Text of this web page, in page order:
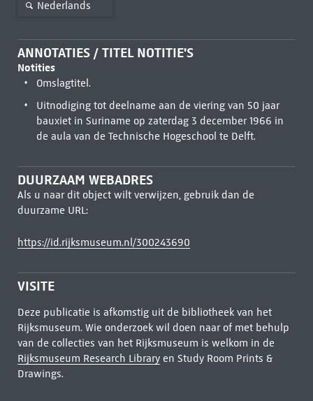
Nederlands
ANNOTATIES / TITEL NOTITIE'S
Notities
Omslagtitel.
Uitnodiging tot deelname aan de viering van 50 jaar
bauxiet in Suriname op zaterdag 3 december 1966 in
de aula van de Technische Hogeschool te Delft.
DUURZAAM WEBADRES
Als u naar dit object wilt verwijzen, gebruik dan de
duurzame URL:
https://id.rijksmuseum.nl/300243690
VISITE
Deze publicatie is afkomstig uit de bibliotheek van het
Rijksmuseum. Wie onderzoek wil doen naar of met behulp
van de collecties van het Rijksmuseum is welkom in de
Rijksmuseum Research Libraryen Study Room Prints &
Drawings.